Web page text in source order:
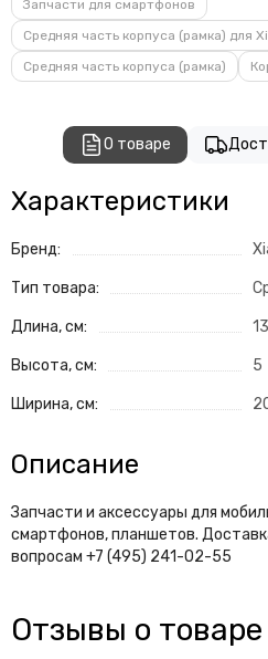
Запчасти для смартфонов
Средняя часть корпуса (рамка) для
Средняя часть корпуса (рамка)
О товаре
Характеристики
Бренд:
Тип товара:
Длина, см: 13
Высота, см: 5
Ширина, см:
Описание
Запчасти и аксессуары для
смартфонов, планшетов.
вопросам +7 (495) 241-02-55
Отзывы о товаре